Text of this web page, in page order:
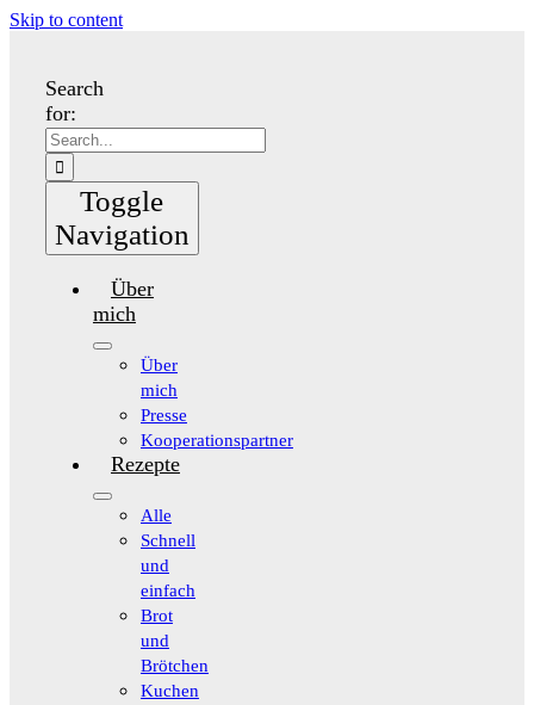
Skip to content
Search
for:
Toggle
Navigation
Über
mich
Über
mich
Presse
Kooperationspartner
Rezepte
Alle
Schnell
und
einfach
Brot
und
Brötchen
Kuchen